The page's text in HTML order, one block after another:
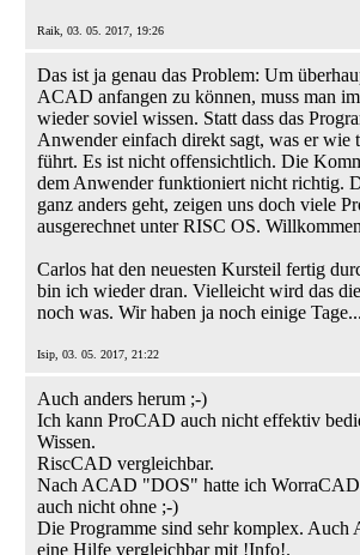
Raik, 03. 05. 2017, 19:26
Das ist ja genau das Problem: Um
ACAD anfangen zu können, muss man
wieder soviel wissen. Statt dass das
Anwender einfach direkt sagt, was er wie
führt. Es ist nicht offensichtlich. Die
dem Anwender funktioniert nicht richtig.
ganz anders geht, zeigen uns doch viele
ausgerechnet unter RISC OS.
Carlos hat den neuesten Kursteil fertig
bin ich wieder dran. Vielleicht wird das
noch was. Wir haben ja noch einige Tage...
Isip, 03. 05. 2017, 21:22
Auch anders herum ;-)
Ich kann ProCAD auch nicht effektiv
Wissen.
RiscCAD vergleichbar.
Nach ACAD "DOS" hatte ich
auch nicht ohne ;-)
Die Programme sind sehr komplex.
eine Hilfe vergleichbar mit !Info!.